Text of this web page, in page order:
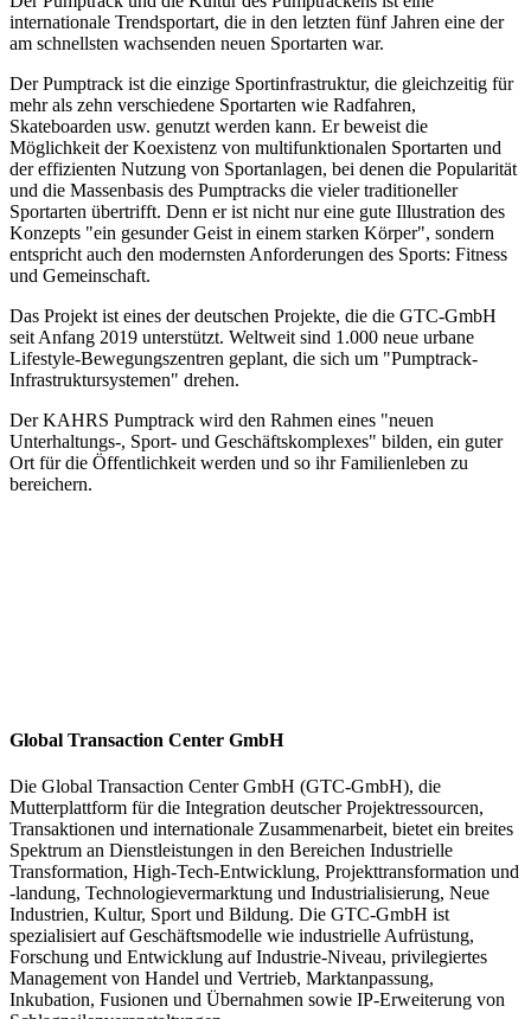
internationale Trendsportart, die in den letzten fünf Jahren eine der
am schnellsten wachsenden neuen Sportarten war.
Der Pumptrack ist die einzige Sportinfrastruktur, die gleichzeitig für
mehr als zehn verschiedene Sportarten wie Radfahren,
Skateboarden usw. genutzt werden kann. Er beweist die
Möglichkeit der Koexistenz von multifunktionalen Sportarten und
der effizienten Nutzung von Sportanlagen, bei denen die Popularität
und die Massenbasis des Pumptracks die vieler traditioneller
Sportarten übertrifft. Denn er ist nicht nur eine gute Illustration des
Konzepts "ein gesunder Geist in einem starken Körper", sondern
entspricht auch den modernsten Anforderungen des Sports: Fitness
und Gemeinschaft.
Das Projekt ist eines der deutschen Projekte, die die GTC-GmbH
seit Anfang 2019 unterstützt. Weltweit sind 1.000 neue urbane
Lifestyle-Bewegungszentren geplant, die sich um "Pumptrack-
Infrastruktursystemen" drehen.
Der KAHRS Pumptrack wird den Rahmen eines "neuen
Unterhaltungs-, Sport- und Geschäftskomplexes" bilden, ein guter
Ort für die Öffentlichkeit werden und so ihr Familienleben zu
bereichern.
Global Transaction Center GmbH
Die Global Transaction Center GmbH (GTC-GmbH), die
Mutterplattform für die Integration deutscher Projektressourcen,
Transaktionen und internationale Zusammenarbeit, bietet ein breites
Spektrum an Dienstleistungen in den Bereichen Industrielle
Transformation, High-Tech-Entwicklung, Projekttransformation und
-landung, Technologievermarktung und Industrialisierung, Neue
Industrien, Kultur, Sport und Bildung. Die GTC-GmbH ist
spezialisiert auf Geschäftsmodelle wie industrielle Aufrüstung,
Forschung und Entwicklung auf Industrie-Niveau, privilegiertes
Management von Handel und Vertrieb, Marktanpassung,
Inkubation, Fusionen und Übernahmen sowie IP-Erweiterung von